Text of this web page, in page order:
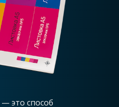
— это способ